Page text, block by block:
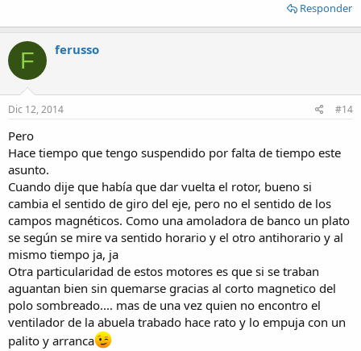
Responder
F ferusso
Dic 12, 2014 #14
Pero
Hace tiempo que tengo suspendido por falta de tiempo este
asunto.
Cuando dije que había que dar vuelta el rotor, bueno si
cambia el sentido de giro del eje, pero no el sentido de los
campos magnéticos. Como una amoladora de banco un plato
se según se mire va sentido horario y el otro antihorario y al
mismo tiempo ja, ja
Otra particularidad de estos motores es que si se traban
aguantan bien sin quemarse gracias al corto magnetico del
polo sombreado.... mas de una vez quien no encontro el
ventilador de la abuela trabado hace rato y lo empuja con un
palito y arranca